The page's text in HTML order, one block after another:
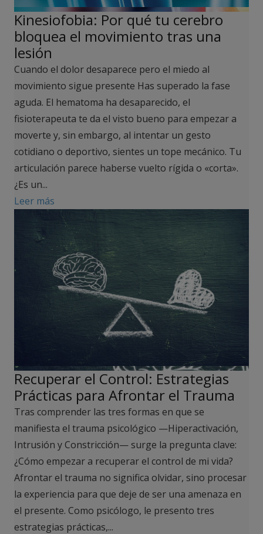
Kinesiofobia: Por qué tu cerebro
bloquea el movimiento tras una
lesión
Cuando el dolor desaparece pero el miedo al
movimiento sigue presente Has superado la fase
aguda. El hematoma ha desaparecido, el
fisioterapeuta te da el visto bueno para empezar a
moverte y, sin embargo, al intentar un gesto
cotidiano o deportivo, sientes un tope mecánico. Tu
articulación parece haberse vuelto rígida o «corta».
¿Es un...
Leer más
Recuperar el Control: Estrategias
Prácticas para Afrontar el Trauma
Tras comprender las tres formas en que se
manifiesta el trauma psicológico —Hiperactivación,
Intrusión y Constricción— surge la pregunta clave:
¿Cómo empezar a recuperar el control de mi vida?
Afrontar el trauma no significa olvidar, sino procesar
la experiencia para que deje de ser una amenaza en
el presente. Como psicólogo, le presento tres
estrategias prácticas,...